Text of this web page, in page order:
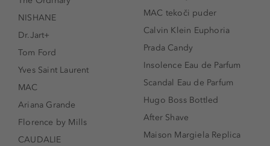
NISHANE
Dr.Jart+
Tom Ford
Yves Saint Laurent
MAC
Ariana Grande
Florence by Mills
CAUDALIE
MAC tekoči puder
Calvin Klein Euphoria
Prada Candy
Insolence Eau de Parfum
Scandal Eau de Parfum
Hugo Boss Bottled
After Shave
Maison Margiela Replica